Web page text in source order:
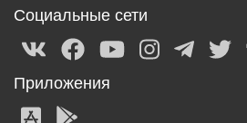
Социальные сети
Приложения